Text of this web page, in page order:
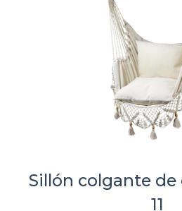
Sillón colgante de
11